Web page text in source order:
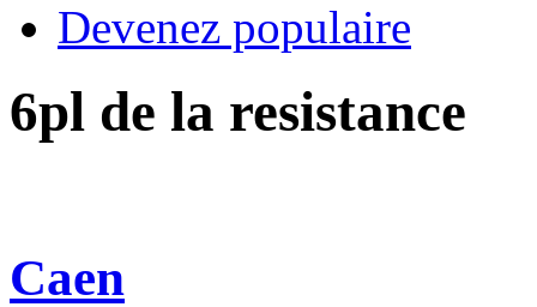
Devenez populaire
6pl de la resistance
Caen